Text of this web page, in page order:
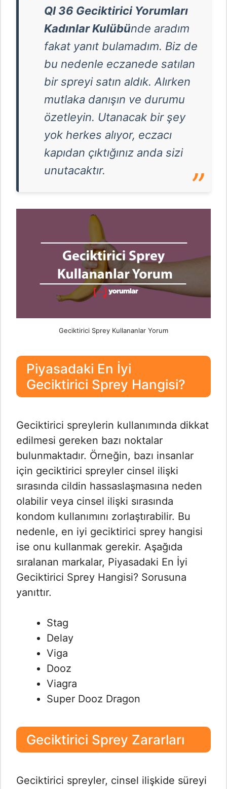
Ql 36 Geciktirici Yorumları
Kadınlar Kulübünde aradım
fakat yanıt bulamadım. Biz de
bu nedenle eczanede satılan
bir spreyi satın aldık. Alırken
mutlaka danışın ve durumu
özetleyin. Utanacak bir şey
yok herkes alıyor, eczacı
kapıdan çıktığınız anda sizi
unutacaktır.
Geciktirici Sprey Kullananlar Yorum
Piyasadaki En İyi
Geciktirici Sprey Hangisi?
Geciktirici spreylerin kullanımında dikkat
edilmesi gereken bazı noktalar
bulunmaktadır. Örneğin, bazı insanlar
için geciktirici spreyler cinsel ilişki
sırasında cildin hassaslaşmasına neden
olabilir veya cinsel ilişki sırasında
kondom kullanımını zorlaştırabilir. Bu
nedenle, en iyi geciktirici sprey hangisi
ise onu kullanmak gerekir. Aşağıda
sıralanan markalar, Piyasadaki En İyi
Geciktirici Sprey Hangisi? Sorusuna
yanıttır.
Stag
Delay
Viga
Dooz
Viagra
Super Dooz Dragon
Geciktirici Sprey Zararları
Geciktirici spreyler, cinsel ilişkide süreyi